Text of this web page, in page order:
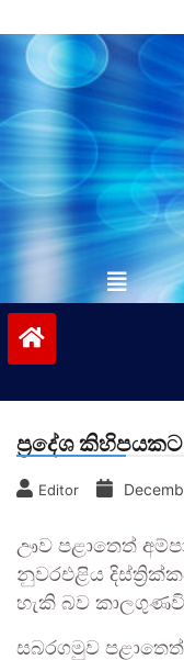
to
content
ප්‍රදේශ
Editor
ඌව පළාතෙත්
නුවරඑළිය
හැකි බව
සබරගමුව